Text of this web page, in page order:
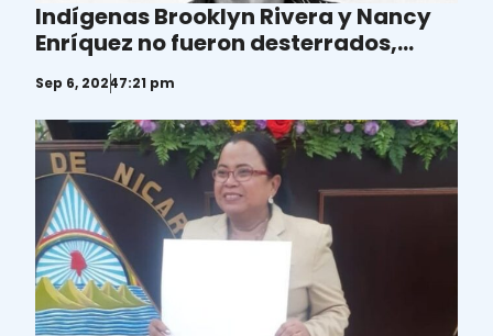
Indígenas Brooklyn Rivera y Nancy
Enríquez no fueron desterrados,
siguen presos en Nicaragua
Sep 6, 20247:21 pm